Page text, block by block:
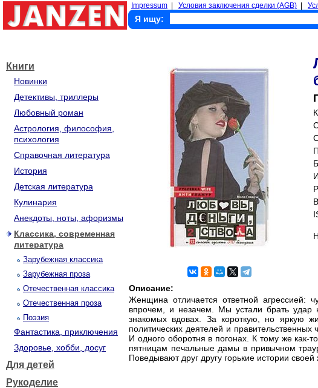
Impressum Условия заключения сделки (AGB)
Я ищу:
Книги
Новинки
Детективы, триллеры
Любовный роман
Астрология, философия,
психология
Справочная литература
История
Детская литература
Кулинария
Анекдоты, ноты, афоризмы
Классика, современная
литература
Зарубежная классика
Зарубежная проза
Отечественная классика
Отечественная проза
Поэзия
Фантастика, приключения
Здоровье, хобби, досуг
Для детей
Рукоделие
Описание:
Женщина отличается ответной агрессией:
впрочем, и незачем. Мы устали брать удар
знакомых вдовах. За короткую, но яркую
политических деятелей и
И одного оборотня в погонах. К тому же как-
пятницам печальные дамы в привычном
Поведывают друг другу горькие истории